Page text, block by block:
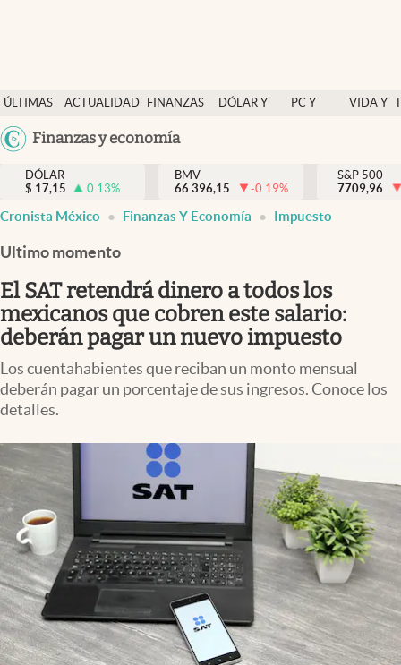
ÚLTIMAS
NOTICIAS
ACTUALIDAD
FINANZAS
DÓLAR Y
PC Y
VIDA Y
México
Finanzas y economía
Actualidad
Finanzas y economía
Dólar y mercados
Pc y celular
Vida y estilo
Tv
Clima
Espiritualidad
Mediakit
abre en nueva pestaña
DÓLAR
$ 17,15 0.13%
BMV
66.396,15
-0.19%
S&P 500
7709,96
Cronista México Finanzas Y Economía Impuesto
Ultimo momento
El SAT retendrá dinero a todos los
mexicanos que cobren este salario:
deberán pagar un nuevo impuesto
Los cuentahabientes que reciban un monto mensual
deberán pagar un porcentaje de sus ingresos. Conoce los
detalles.